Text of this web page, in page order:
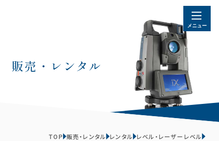
販売・レンタル
TOP 販売・レンタル レンタル レベル・レーザーレベル